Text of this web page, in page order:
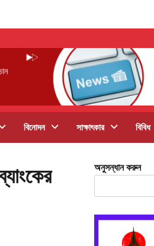
বিনোদন সাক্ষাৎকার বিবিধ
অনুসন্ধান করুন